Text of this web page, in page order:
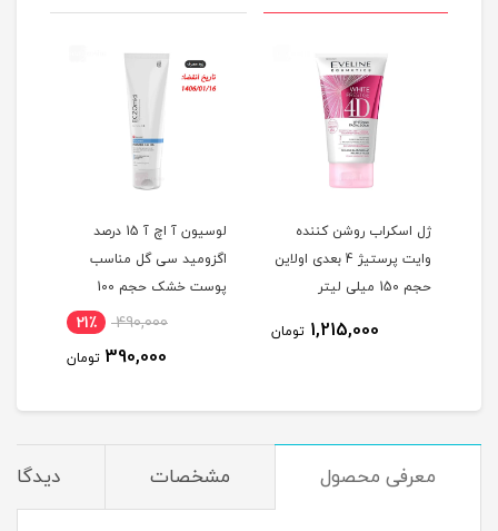
ژل اسکراب روشن کننده
وایت پرستیژ 4 بعدی اولاین
حجم 150 میلی لیتر
1,215,000 تومان
لوسیون آ اچ آ 15 درصد
اگزومید سی گل مناسب
پوست خشک حجم 100
490,000 21٪
390,000 تومان
معرفی محصول مشخصات